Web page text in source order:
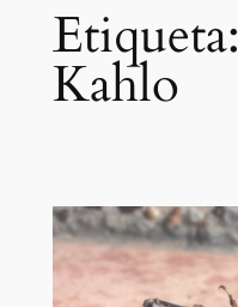
Etiqueta:
Kahlo